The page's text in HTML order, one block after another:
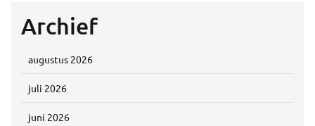
Archief
augustus 2026
juli 2026
juni 2026